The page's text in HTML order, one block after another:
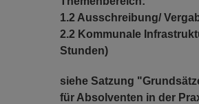
1.2 Ausschreibung/
2.2 Kommunale
Stunden)
siehe Satzung
für Absolventen in der